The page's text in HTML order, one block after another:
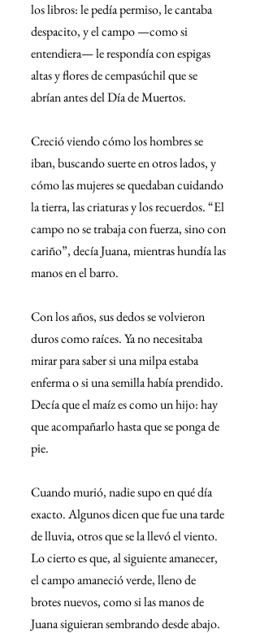
los libros: le pedía permiso, le cantaba
despacito, y el campo —como si
entendiera— le respondía con espigas
altas y flores de cempasúchil que se
abrían antes del Día de Muertos.
Creció viendo cómo los hombres se
iban, buscando suerte en otros lados, y
cómo las mujeres se quedaban cuidando
la tierra, las criaturas y los recuerdos. “El
campo no se trabaja con fuerza, sino con
cariño”, decía Juana, mientras hundía las
manos en el barro.
Con los años, sus dedos se volvieron
duros como raíces. Ya no necesitaba
mirar para saber si una milpa estaba
enferma o si una semilla había prendido.
Decía que el maíz es como un hijo: hay
que acompañarlo hasta que se ponga de
pie.
Cuando murió, nadie supo en qué día
exacto. Algunos dicen que fue una tarde
de lluvia, otros que se la llevó el viento.
Lo cierto es que, al siguiente amanecer,
el campo amaneció verde, lleno de
brotes nuevos, como si las manos de
Juana siguieran sembrando desde abajo.